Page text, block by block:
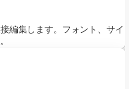
編集します。フォント、サイ